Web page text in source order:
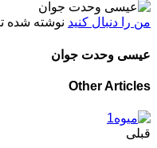
من را دنبال کنید نوشته شده
عیسی وحدت جوان
Other Articles
قبلی